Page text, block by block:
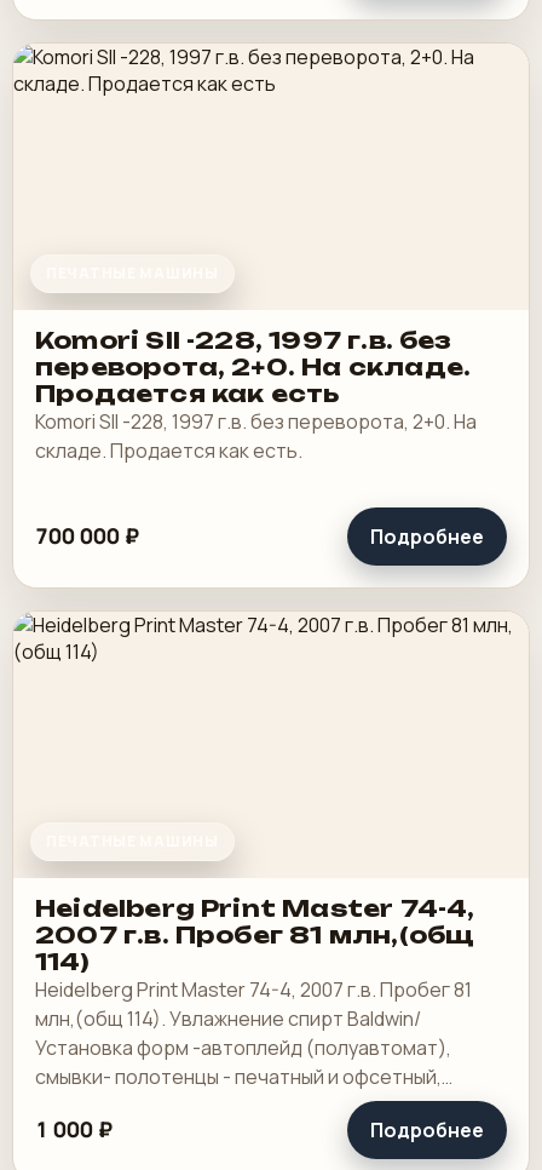
Komori SII -228, 1997 г.в. без
переворота, 2+0. На складе.
Продается как есть
Komori SII -228, 1997 г.в. без переворота, 2+0. На
складе. Продается как есть.
700 000 ₽ Подробнее
Heidelberg Print Master 74-4,
2007 г.в. Пробег 81 млн,(общ
114)
Heidelberg Print Master 74-4, 2007 г.в. Пробег 81
млн,(общ 114). Увлажнение спирт Baldwin/
Установка форм -автоплейд (полуавтомат),
смывки- полотенцы - печатный и офсетный,
выносной пульт ClassicCenter -PM74 - краски и.
1 000 ₽ Подробнее